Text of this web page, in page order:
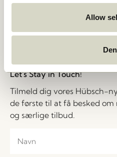
Allow
Privatlivspolitik
FAQ
Let's Stay in Touch!
Tilmeld dig vores Hübsch-
de første til at få besked om
og særlige tilbud.